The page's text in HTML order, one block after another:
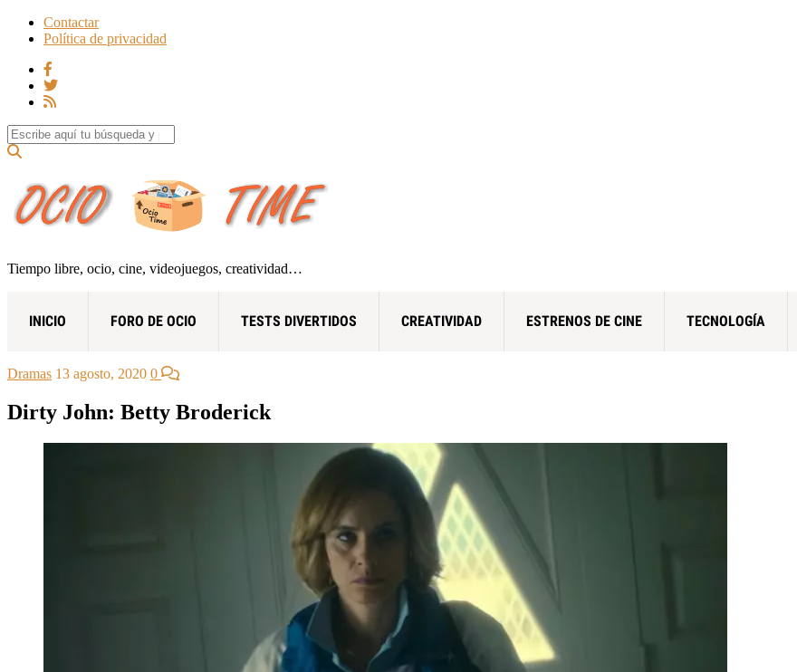
Contactar
Política de privacidad
Search for:
Tiempo libre, ocio, cine, videojuegos, creatividad…
INICIO FORO DE OCIO TESTS DIVERTIDOS CREATIVIDAD ESTRENOS DE CINE TECNOLOGÍA
Dramas 13 agosto, 2020 0
Dirty John: Betty Broderick